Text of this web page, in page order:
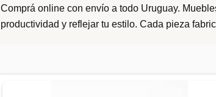
ú
l
m
Comprá online con envío a todo Uruguay.
productividad y reflejar tu estilo. Cada pieza